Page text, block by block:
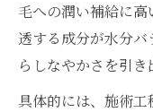
毛への潤い補給に
透する成分が水分
らしなやかさを引き
具体的には、施術